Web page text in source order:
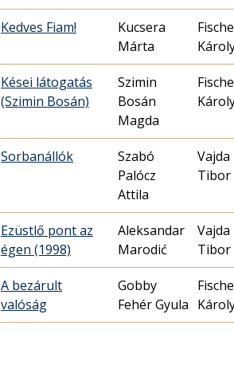
Kedves Fiam!
Kucsera
Márta
Kései látogatás
(Szimin Bosán)
Szimin
Bosán
Magda
Sorbanállók
Szabó
Palócz
Attila
Vajda
Tibor
Ezüstlő pont az
égen (1998)
Aleksandar
Marodić
Vajda
Tibor
A bezárult
valóság
Gobby
Fehér Gyula